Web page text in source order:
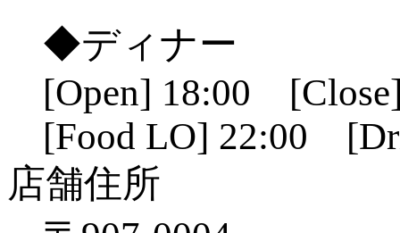
◆ディナー
[Open] 18:00
[Food LO] 22:00
店舗住所